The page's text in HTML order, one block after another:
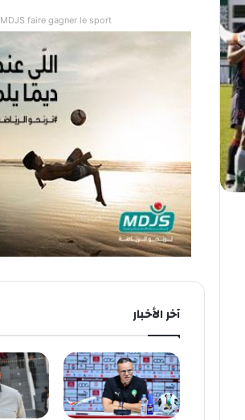
MDJS faire gagner le sport
آخر الأخبار